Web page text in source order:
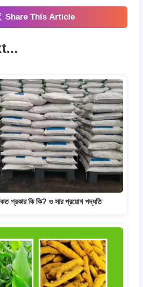
Share This Article
কত প্রকার কি কি? ও সার প্রয়োগ পদ্ধতি